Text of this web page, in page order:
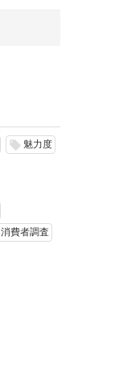
local_offer 魅力度
消費者調査